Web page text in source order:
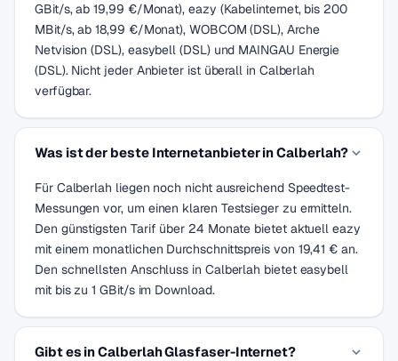
GBit/s, ab 19,99 €/Monat), eazy (Kabelinternet, bis 200
MBit/s, ab 18,99 €/Monat), WOBCOM (DSL), Arche
Netvision (DSL), easybell (DSL) und MAINGAU Energie
(DSL). Nicht jeder Anbieter ist überall in Calberlah
verfügbar.
Was ist der beste Internetanbieter in Calberlah?
Für Calberlah liegen noch nicht ausreichend Speedtest-
Messungen vor, um einen klaren Testsieger zu ermitteln.
Den günstigsten Tarif über 24 Monate bietet aktuell eazy
mit einem monatlichen Durchschnittspreis von 19,41 € an.
Den schnellsten Anschluss in Calberlah bietet easybell
mit bis zu 1 GBit/s im Download.
Gibt es in Calberlah Glasfaser-Internet?